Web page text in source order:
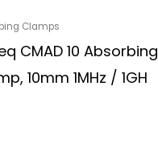
Clamps
CMAD 10 Absorbing
10mm 1MHz / 1GH